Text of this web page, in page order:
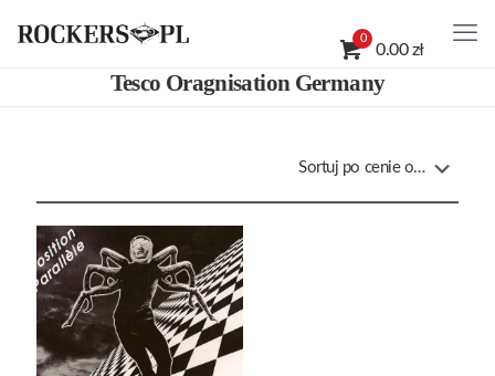
0
0.00 zł
Tesco Oragnisation Germany